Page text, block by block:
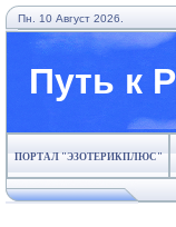
Пн. 10 Август 2026.
Путь к
ПОРТАЛ "ЭЗОТЕРИКПЛЮС"